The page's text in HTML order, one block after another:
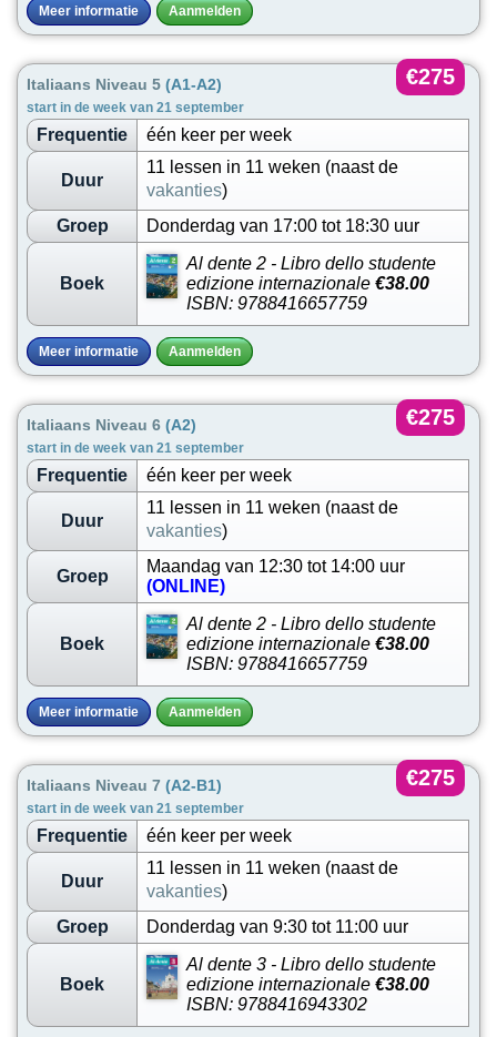
Meer informatie Aanmelden
Italiaans Niveau 5 (A1-A2)
start in de week van 21 september
€275
Frequentie één keer per week
Duur
11 lessen in 11 weken (naast de
vakanties)
Groep
Donderdag van 17:00 tot 18:30 uur
Boek
Al dente 2 - Libro dello studente
edizione internazionale €38.00
ISBN: 9788416657759
Meer informatie Aanmelden
Italiaans Niveau 6 (A2)
start in de week van 21 september
€275
Frequentie één keer per week
Duur
11 lessen in 11 weken (naast de
vakanties)
Groep
Maandag van 12:30 tot 14:00 uur
(ONLINE)
Boek
Al dente 2 - Libro dello studente
edizione internazionale €38.00
ISBN: 9788416657759
Meer informatie Aanmelden
Italiaans Niveau 7 (A2-B1)
start in de week van 21 september
€275
Frequentie één keer per week
Duur
11 lessen in 11 weken (naast de
vakanties)
Groep
Donderdag van 9:30 tot 11:00 uur
Boek
Al dente 3 - Libro dello studente
edizione internazionale €38.00
ISBN: 9788416943302